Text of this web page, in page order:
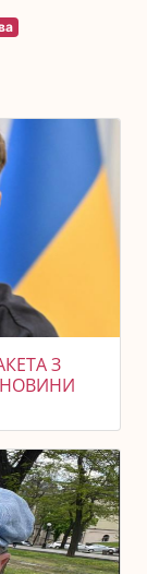
З